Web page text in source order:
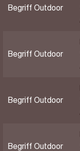
Begriff Outdoor
Begriff Outdoor
Begriff Outdoor
Begriff Outdoor